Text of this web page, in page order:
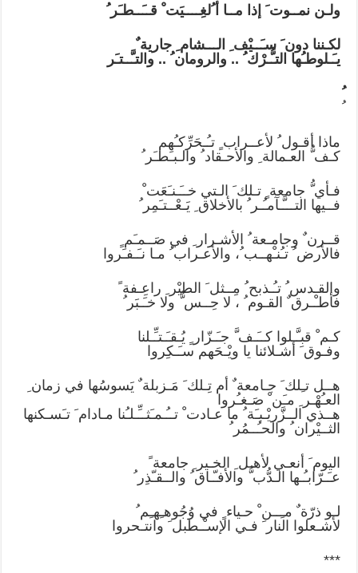
ولـن نمــوت َ إذا مــا أ ُلغِــــيَت ْ قــَــطـَر ُ
لكـننا دون َ سـَــيْف ِ الـــشام ِ جارية ٌ
يـَـلوطـُها التـُّـرْك ُ .. والرومان ُ .. والتـَّــتـَر
ماذا أقـول ُ لأعــراب ٍ تـُـحَرِّكـُهم
كـف ُّ العـمالة ِ والأحـقاد ُ والـبـَطـَر ُ
فـأي ُّ جامعة ٍ تـلك َ الـتي خــَـنـَعَت ْ
فــيها التـــَّـآمـُـر ُ بالأخلاق ِ يَـعْــتـَمِر ُ
قــرن ٌ وجامـعة ُ الأشـرار ِ في صَــمـَم ٍ
فالأرض ُ تـُنـْهــب ُ، والأعـراب ُ مـا نـَـفـَروا
والقـدس ُ تـُـذبح ُ مِــثل َ الطيْر ِ راعِـفة ً
فأطـْـرق ٌ القـوم ُ ، لا حِــس ٌّ ولا خـَـبَر ُ
كـم ْ قبـَّـلوا كــَـف َّ جـَـزّار ٍ يُـقـَـتـِّـلنا
وفـوق َ أشـلائنا يا ويْـحَهم سـَـكِروا
هــل تـِلك َ جـامعة ٌ أم تِـلك َ مَـزبلة ٌ يَسوسُها في زمان ِ
العـُهْـر ِ مـَن ْ صَـغـُروا
هــذي الــزَّريْـبـَة ُ ما عـادت ْ تــُـمـَثــِّـلـُنا مـادام َ تـَسـكنها
الثــيْران ُ والحـُــمُر ُ
اليوم َ أنعـي لأهـل ِ الخـير ِ جامعة ً
عـَـرّابـُـها الـدُّب ُّ والأفـّـاق ُ والــقـّذِر ُ
لـو ذرّة ٌ مـِــن ْ حـياء ٍ في وُجُوهـِهـِم ُ
لأشـعلوا النار َ فـي الإسـْـطبل َ وانتـحروا
***